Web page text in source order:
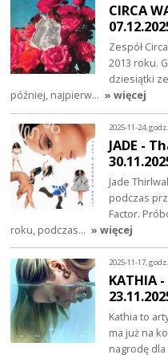
CIRCA
Zespół
2013 roku.
dziesiątki
później, najpierw… » więcej
2025-11-24,
JADE -
Jade
podczas
Factor.
roku, podczas… » więcej
2025-11-17,
KATHIA
Kathia to
ma już na
nagrodę